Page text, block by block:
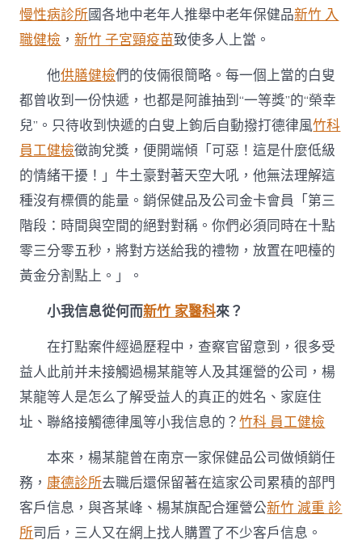
慢性病診所國各地中老年人推舉中老年保健品新竹 入
職健檢 ，新竹 子宮頸疫苗致使多人上當。
他供膳健檢們的伎倆很簡略。每一個上當的白叟
都曾收到一份快遞，也都是阿誰抽到“一等獎”的“榮幸
兒”。只待收到快遞的白叟上鉤后自動撥打德律風竹科
員工健檢徵詢兌獎，便開端傾「可惡！這是什麼低級
的情緒干擾！」牛土豪對著天空大吼，他無法理解這
種沒有標價的能量。銷保健品及公司金卡會員「第三
階段：時間與空間的絕對對稱。你們必須同時在十點
零三分零五秒，將對方送給我的禮物，放置在吧檯的
黃金分割點上。」。
小我信息從何而新竹 家醫科來？
在打點案件經過歷程中，查察官留意到，很多受
益人此前并未接觸過楊某龍等人及其運營的公司，楊
某龍等人是怎么了解受益人的真正的姓名、家庭住
址、聯絡接觸德律風等小我信息的？竹科 員工健檢
本來，楊某龍曾在南京一家保健品公司做傾銷任
務，康德診所去職后還保留著在這家公司累積的部門
客戶信息，與吝某峰、楊某旗配合運營公新竹 減重 診
所司后，三人又在網上找人購置了不少客戶信息。